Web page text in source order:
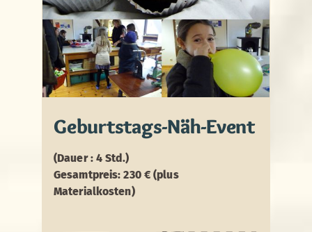
Geburtstags-Näh-Event
(Dauer : 4 Std.)
Gesamtpreis: 230 € (plus
Materialkosten)